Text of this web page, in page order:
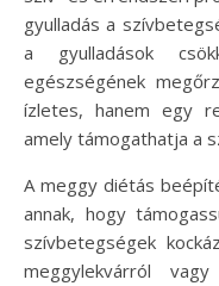
gyulladás a
a gyulladások
egészségének
ízletes, hanem egy
amely támogathatja a
A meggy diétás
annak, hogy
szívbetegségek
meggylekvárról